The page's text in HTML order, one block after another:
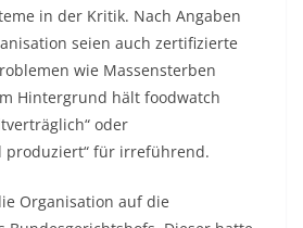
in der Kritik. Nach Angaben
seien auch zertifizierte
wie Massensterben
Hintergrund hält foodwatch
oder
produziert“ für irreführend.
Organisation auf die